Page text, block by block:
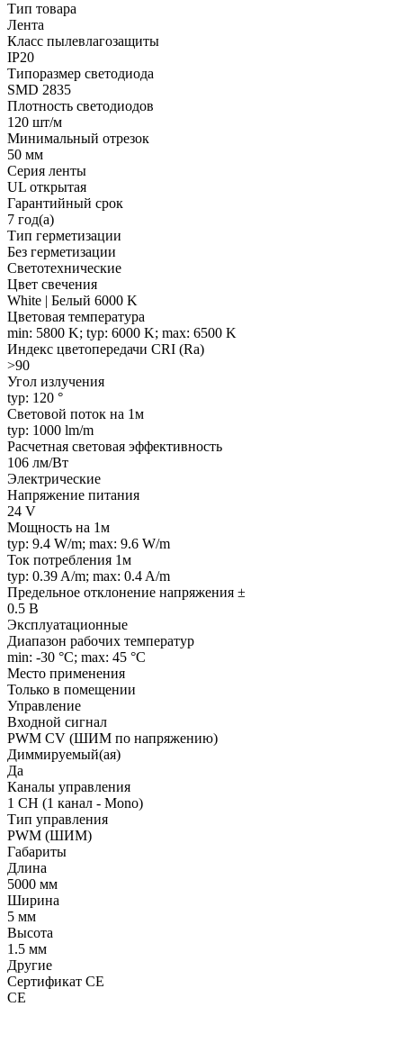
Тип товара
Лента
Класс пылевлагозащиты
IP20
Типоразмер светодиода
SMD 2835
Плотность светодиодов
120 шт/м
Минимальный отрезок
50 мм
Серия ленты
UL открытая
Гарантийный срок
7 год(а)
Тип герметизации
Без герметизации
Светотехнические
Цвет свечения
White | Белый 6000 K
Цветовая температура
min: 5800 K; typ: 6000 K; max: 6500 K
Индекс цветопередачи CRI (Ra)
>90
Угол излучения
typ: 120 °
Световой поток на 1м
typ: 1000 lm/m
Расчетная световая эффективность
106 лм/Вт
Электрические
Напряжение питания
24 V
Мощность на 1м
typ: 9.4 W/m; max: 9.6 W/m
Ток потребления 1м
typ: 0.39 A/m; max: 0.4 A/m
Предельное отклонение напряжения ±
0.5 В
Эксплуатационные
Диапазон рабочих температур
min: -30 °C; max: 45 °C
Место применения
Только в помещении
Управление
Входной сигнал
PWM СV (ШИМ по напряжению)
Диммируемый(ая)
Да
Каналы управления
1 CH (1 канал - Mono)
Тип управления
PWM (ШИМ)
Габариты
Длина
5000 мм
Ширина
5 мм
Высота
1.5 мм
Другие
Сертификат CE
CE